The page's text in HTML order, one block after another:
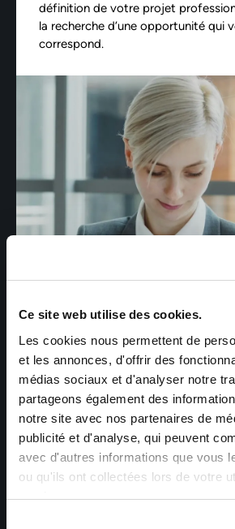
Ce site web utilise des cookies.
Les cookies nous permettent de
et les annonces, d'offrir des
médias sociaux et d'analyser notre
partageons également des
notre site avec nos partenaires de
publicité et d'analyse, qui peuvent
avec d'autres informations que vous
ou qu'ils ont collectées lors de votre
services.
définition de votre projet
la recherche d’une opportunité qui
correspond.